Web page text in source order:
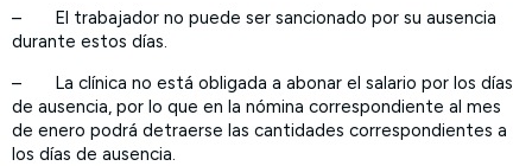
– El trabajador no puede ser sancionado por su ausencia
durante estos días.
– La clínica no está obligada a abonar el salario por los días
de ausencia, por lo que en la nómina correspondiente al mes
de enero podrá detraerse las cantidades correspondientes a
los días de ausencia.